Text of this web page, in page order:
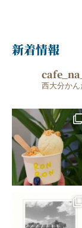
新着情報
西大分か